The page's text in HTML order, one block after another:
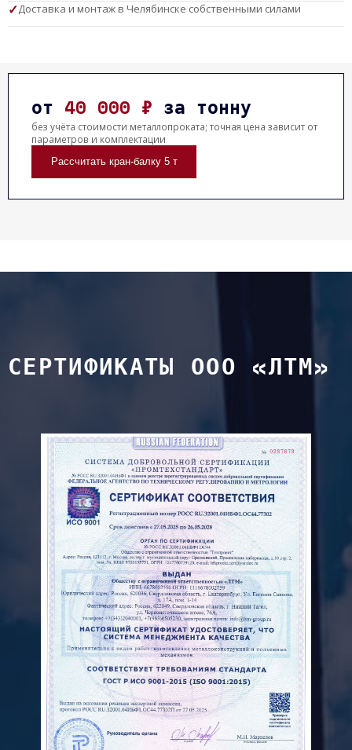
Доставка и монтаж в Челябинске собственными силами
от 40 000 ₽ за тонну
без учёта стоимости металлопроката; точная цена зависит от
параметров и комплектации
Рассчитать кран-балку 5 т
СЕРТИФИКАТЫ ООО «ЛТМ»